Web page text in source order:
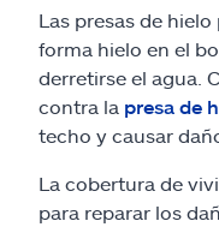
Las presas de
forma hielo en el
derretirse el agua.
contra la presa de
techo y causar
La cobertura de
para reparar los